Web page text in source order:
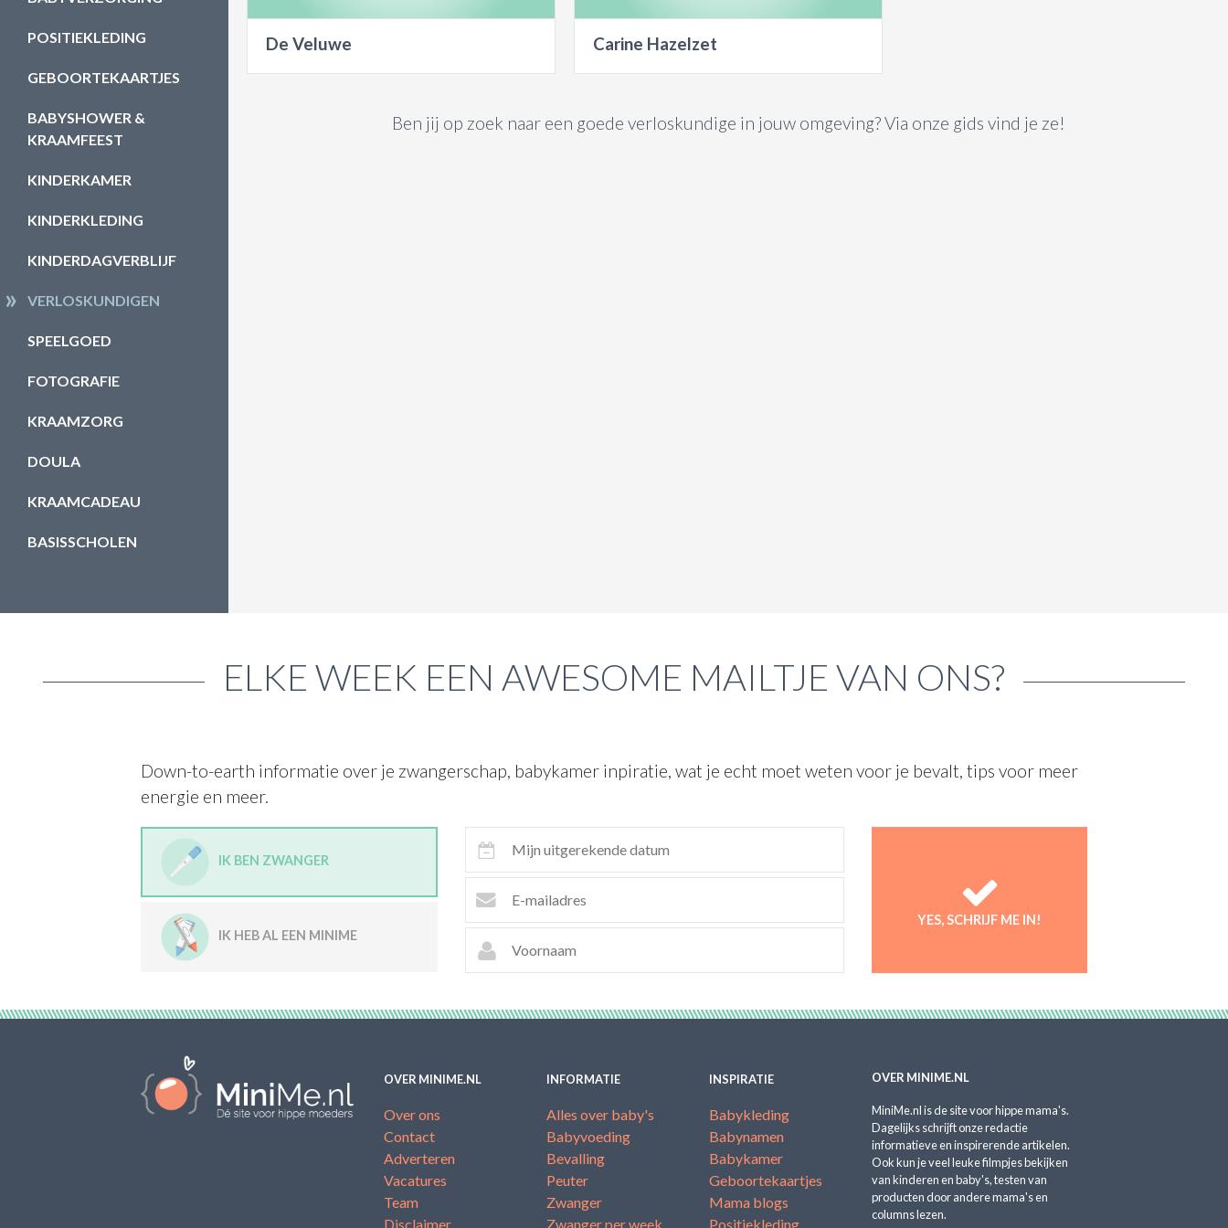
POSITIEKLEDING
GEBOORTEKAARTJES
BABYSHOWER &
KRAAMFEEST
KINDERKAMER
KINDERKLEDING
KINDERDAGVERBLIJF
VERLOSKUNDIGEN
SPEELGOED
FOTOGRAFIE
KRAAMZORG
DOULA
KRAAMCADEAU
BASISSCHOLEN
De Veluwe Carine Hazelzet
Ben jij op zoek naar een goede verloskundige in jouw omgeving? Via onze gids vind je ze!
ELKE WEEK EEN AWESOME MAILTJE VAN ONS?
Down-to-earth informatie over je zwangerschap, babykamer inpiratie, wat je echt moet weten voor je bevalt, tips voor meer
energie en meer.
IK BEN ZWANGER
IK HEB AL EEN MINIME
YES, SCHRIJF ME IN!
OVER MINIME.NL
Over ons
Contact
Adverteren
Vacatures
Team
Disclaimer
INFORMATIE
Alles over baby's
Babyvoeding
Bevalling
Peuter
Zwanger
Zwanger per week
INSPIRATIE
Babykleding
Babynamen
Babykamer
Geboortekaartjes
Mama blogs
Positiekleding
OVER MINIME.NL
MiniMe.nl is de site voor hippe mama's.
Dagelijks schrijft onze redactie
informatieve en inspirerende artikelen.
Ook kun je veel leuke filmpjes bekijken
van kinderen en baby's, testen van
producten door andere mama's en
columns lezen.